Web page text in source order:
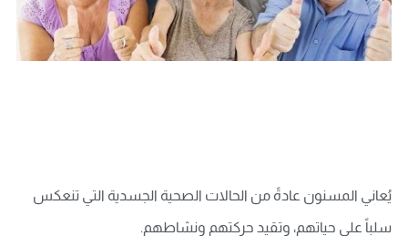
يُعاني المسنون عادةً من الحالات الصحية الجسدية التي تنعكس
سلباً على حياتهم، وتقيد حركتهم ونشاطهم.